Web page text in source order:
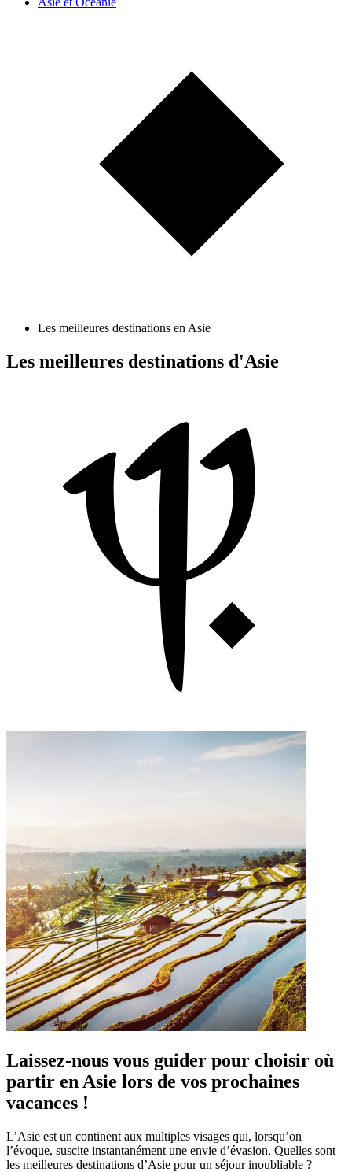
Les meilleures destinations en Asie
Les meilleures destinations d'Asie
Laissez-nous vous guider pour choisir où
partir en Asie lors de vos prochaines
vacances !
L’Asie est un continent aux multiples visages qui, lorsqu’on
l’évoque, suscite instantanément une envie d’évasion. Quelles sont
les meilleures destinations d’Asie pour un séjour inoubliable ?